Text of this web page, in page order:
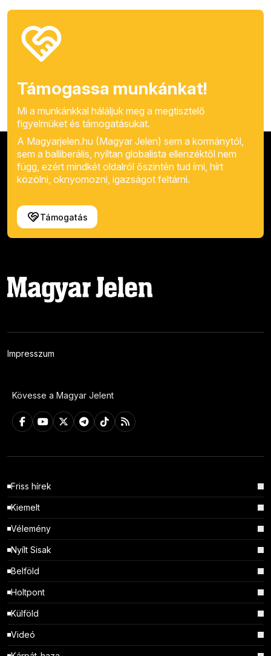
Támogassa munkánkat!
Mi a munkánkkal háláljuk meg a megtisztelő
figyelmüket és támogatásukat.
A Magyarjelen.hu (Magyar Jelen) sem a kormánytól,
sem a balliberális, nyíltan globalista ellenzéktől nem
függ, ezért mindkét oldalról őszintén tud írni, hírt
közölni, oknyomozni, igazságot feltárni.
Támogatás
Impresszum
Kövesse a Magyar Jelent
Friss hírek
Kiemelt
Vélemény
Nyílt Sisak
Belföld
Holtpont
Külföld
Videó